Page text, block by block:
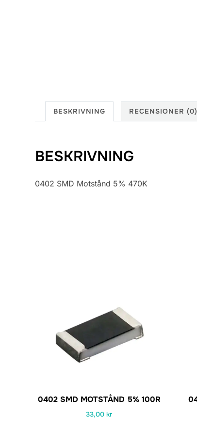
BESKRIVNING RECENSIONER (0)
BESKRIVNING
0402 SMD Motstånd 5% 470K
0402 SMD MOTSTÅND 5% 100R
33,00kr